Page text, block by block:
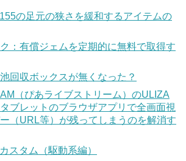
の足元の狭さを緩和するアイテムの
：有償ジェムを定期的に無料で取得す
回収ボックスが無くなった？
（ぴあライブストリーム）のULIZA
ブレットのブラウザアプリで全画面視
（URL等）が残ってしまうのを解消す
スタム（駆動系編）